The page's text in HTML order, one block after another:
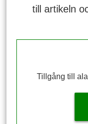
till artikeln
Tillgång till